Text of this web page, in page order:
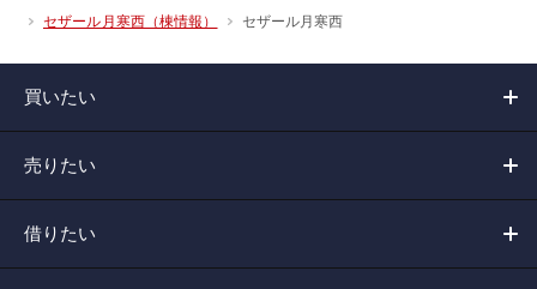
セザール月寒西（棟情報） セザール月寒西
買いたい
売りたい
借りたい